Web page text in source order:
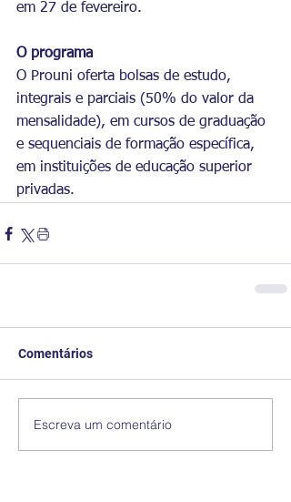
em 27 de fevereiro.
O programa
O Prouni oferta bolsas de estudo,
integrais e parciais (50% do valor da
mensalidade), em cursos de graduação
e sequenciais de formação específica,
em instituições de educação superior
privadas.
Comentários
Escreva um comentário